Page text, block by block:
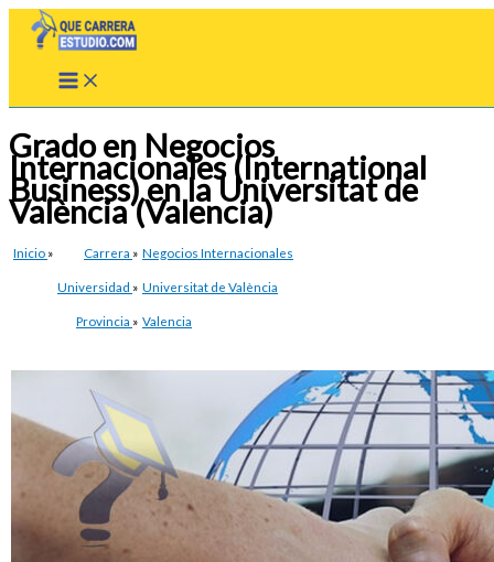
Grado en Negocios
Internacionales (International
Business) en la Universitat de
València (Valencia)
Inicio » Carrera » Negocios Internacionales
Universidad » Universitat de València
Provincia » Valencia